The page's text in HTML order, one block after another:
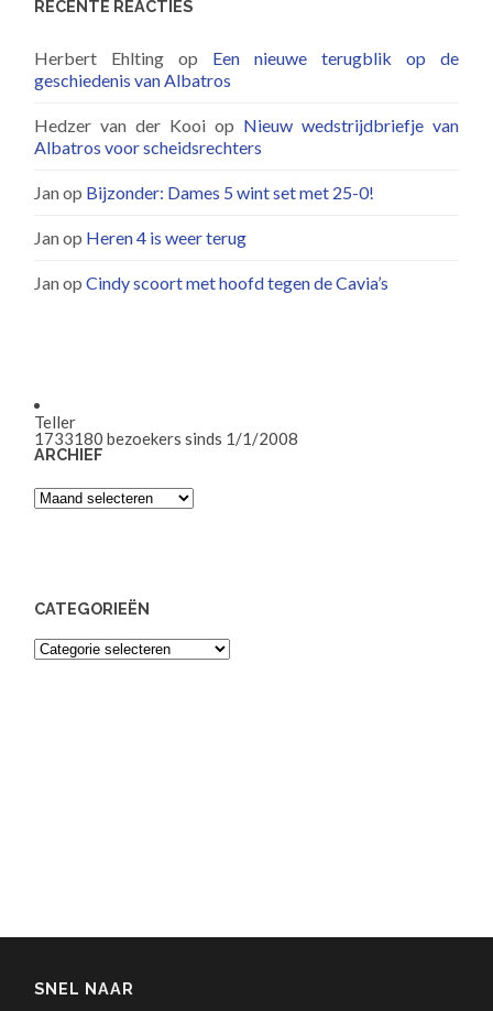
RECENTE REACTIES
Herbert Ehlting op Een nieuwe terugblik op de
geschiedenis van Albatros
Hedzer van der Kooi op Nieuw wedstrijdbriefje van
Albatros voor scheidsrechters
Janop Bijzonder: Dames 5 wint set met 25-0!
Janop Heren 4 is weer terug
JanopCindy scoort met hoofd tegen de Cavia’s
Teller
1733180 bezoekers sinds 1/1/2008
ARCHIEF
Archief
CATEGORIEËN
Categorieën
SNEL NAAR